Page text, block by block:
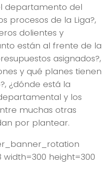
departamento del
procesos de la Liga?,
dolientes y
están al frente de la
asignados?,
y qué planes tienen
¿dónde está la
y los
muchas otras
por plantear.
height=300